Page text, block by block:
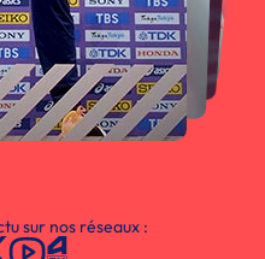
sur nos réseaux :